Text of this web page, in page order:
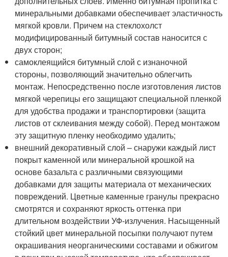
минеральными добавками обеспечивает эластичность
мягкой кровли. Причем на стеклохолст
модифицированный битумный состав наносится с
двух сторон;
самоклеящийся битумный слой с изнаночной
стороны, позволяющий значительно облегчить
монтаж. Непосредственно после изготовления листов
мягкой черепицы его защищают специальной пленкой
для удобства продажи и транспортировки (защита
листов от склеивания между собой). Перед монтажом
эту защитную пленку необходимо удалить;
внешний декоративный слой – снаружи каждый лист
покрыт каменной или минеральной крошкой на
основе базальта с различными связующими
добавками для защиты материала от механических
повреждений. Цветные каменные гранулы прекрасно
смотрятся и сохраняют яркость оттенка при
длительном воздействии УФ-излучения. Насыщенный
стойкий цвет минеральной посыпки получают путем
окрашивания неорганическими составами и обжигом